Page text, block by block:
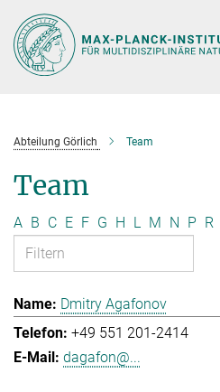
Hauptinhalt
Abteilung Görlich Team
Team
A B C E F G H L M N P R
Dmitry Agafonov
+49 551 201-2414
dagafon@...